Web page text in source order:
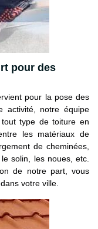
pour des
pour la pose des
activité, notre équipe
tout type de toiture en
les matériaux de
de cheminées,
solin, les noues, etc.
de notre part, vous
votre ville.